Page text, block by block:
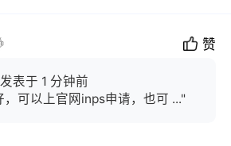
赞
表于 1 分钟前
，可以上官网inps申请，也可 ..."